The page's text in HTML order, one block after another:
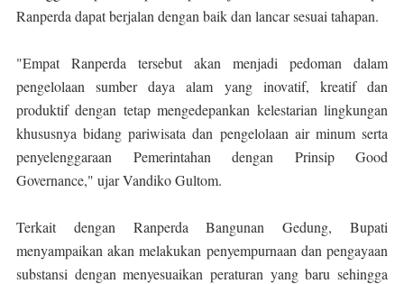
Ranperda dapat berjalan dengan baik dan lancar sesuai tahapan.
"Empat Ranperda tersebut akan menjadi pedoman dalam
pengelolaan sumber daya alam yang inovatif, kreatif dan
produktif dengan tetap mengedepankan kelestarian lingkungan
khususnya bidang pariwisata dan pengelolaan air minum serta
penyelenggaraan Pemerintahan dengan Prinsip Good
Governance," ujar Vandiko Gultom.
Terkait dengan Ranperda Bangunan Gedung, Bupati
menyampaikan akan melakukan penyempurnaan dan pengayaan
substansi dengan menyesuaikan peraturan yang baru sehingga